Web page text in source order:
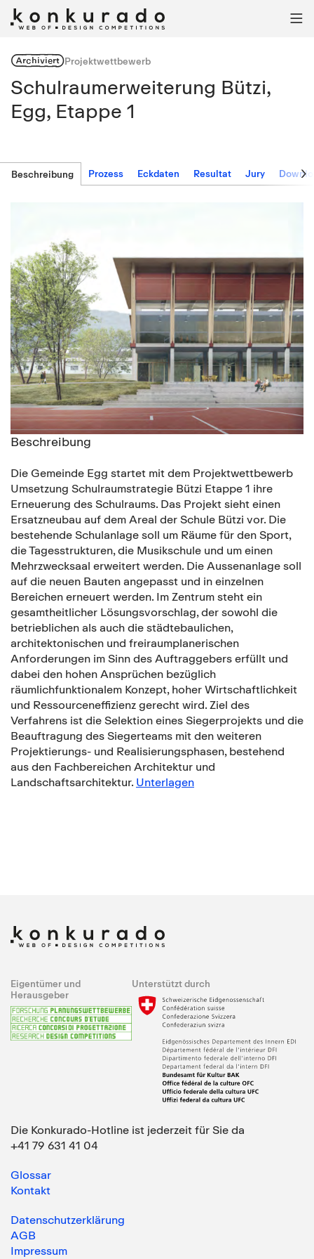

ArchiviertProjektwettbewerb
Schulraumerweiterung Bützi,
Egg, Etappe 1
Beschreibung Prozess Eckdaten Resultat Jury 
Beschreibung
Die Gemeinde Egg startet mit dem Projektwettbewerb
Umsetzung Schulraumstrategie Bützi Etappe 1 ihre
Erneuerung des Schulraums. Das Projekt sieht einen
Ersatzneubau auf dem Areal der Schule Bützi vor. Die
bestehende Schulanlage soll um Räume für den Sport,
die Tagesstrukturen, die Musikschule und um einen
Mehrzwecksaal erweitert werden. Die Aussenanlage soll
auf die neuen Bauten angepasst und in einzelnen
Bereichen erneuert werden. Im Zentrum steht ein
gesamtheitlicher Lösungsvorschlag, der sowohl die
betrieblichen als auch die städtebaulichen,
architektonischen und freiraumplanerischen
Anforderungen im Sinn des Auftraggebers erfüllt und
dabei den hohen Ansprüchen bezüglich
räumlichfunktionalem Konzept, hoher Wirtschaftlichkeit
und Ressourceneffizienz gerecht wird. Ziel des
Verfahrens ist die Selektion eines Siegerprojekts und die
Beauftragung des Siegerteams mit den weiteren
Projektierungs- und Realisierungsphasen, bestehend
aus den Fachbereichen Architektur und
Landschaftsarchitektur. Unterlagen
Eigentümer und
Herausgeber
Unterstützt durch
Die Konkurado-Hotline ist jederzeit für Sie da
+41 79 631 41 04
Glossar
Kontakt
Datenschutzerklärung
AGB
Impressum